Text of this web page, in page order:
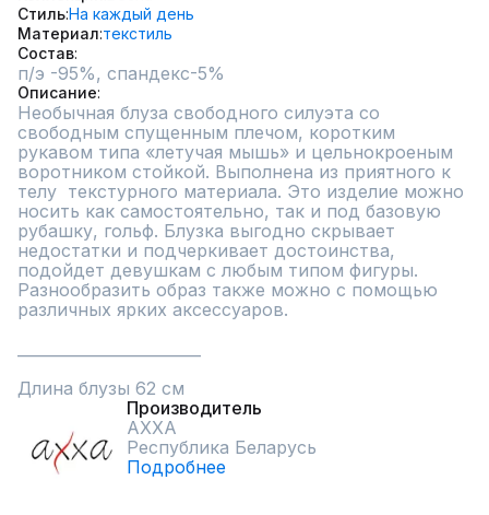
СтильНа каждый день
Материал текстиль
Состав
п/э -95%, спандекс-5%
Описание
Необычная блуза свободного силуэта со
свободным спущенным плечом, коротким
рукавом типа «летучая мышь» и цельнокроеным
воротником стойкой. Выполнена из приятного к
телу  текстурного материала. Это изделие можно
носить как самостоятельно, так и под базовую
рубашку, гольф. Блузка выгодно скрывает
недостатки и подчеркивает достоинства,
подойдет девушкам с любым типом фигуры.
Разнообразить образ также можно с помощью
различных ярких аксессуаров.
Длина блузы 62 см
Производитель
AXXA
Республика Беларусь
Подробнее